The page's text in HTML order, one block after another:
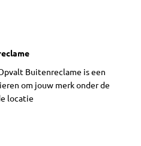
Buitenreclame is een
om jouw merk onder de
locatie